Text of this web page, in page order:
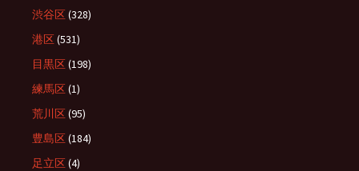
渋谷区(328)
港区(531)
目黒区(198)
練馬区(1)
荒川区(95)
豊島区(184)
足立区(4)